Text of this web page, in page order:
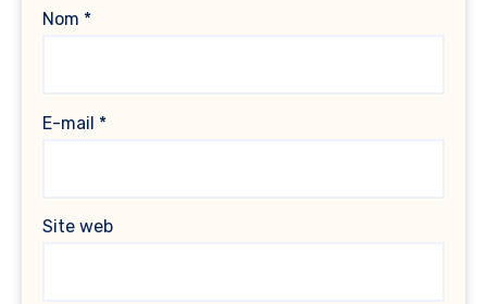
Nom *
E-mail *
Site web